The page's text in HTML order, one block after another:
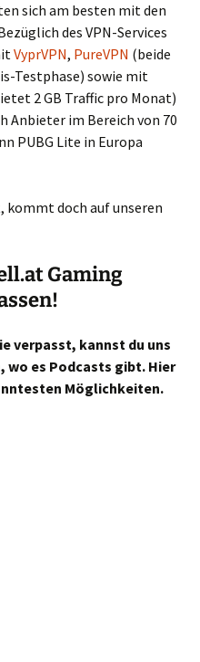
sich am besten mit den
des VPN-Services
VyprVPN, PureVPN (beide
Testphase) sowie mit
2 GB Traffic pro Monat)
Anbieter im Bereich von 70
PUBG Lite in Europa
doch auf unseren
Gaming
verpasst, kannst du uns
wo es Podcasts gibt. Hier
Möglichkeiten.